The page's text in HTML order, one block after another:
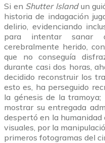
Si en Shutter Islandun
historia de indagación
delirio, evidenciando
para intentar sanar
cerebralmente herido,
que no conseguía
durante casi dos horas,
decidido reconstruir los
esto es, ha perseguido
la génesis de la
mostrar su entregada
despertó en la
visuales, por la
primeros fotogramas del